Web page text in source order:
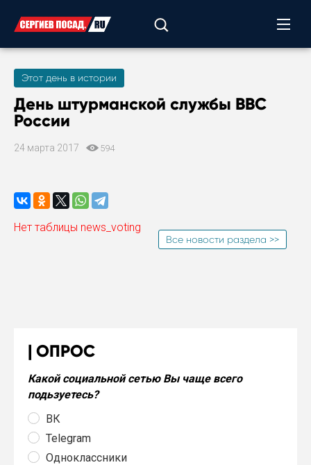
Этот день в истории
День штурманской службы ВВС
России
24 марта 2017 594
Нет таблицы news_voting
Все новости раздела >>
ОПРОС
Какой социальной сетью Вы чаще всего
подьзуетесь?
ВК
Telegram
Одноклассники